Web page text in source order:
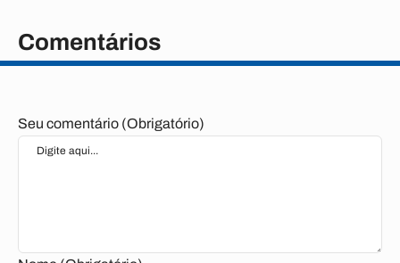
Comentários
Seu comentário (Obrigatório)